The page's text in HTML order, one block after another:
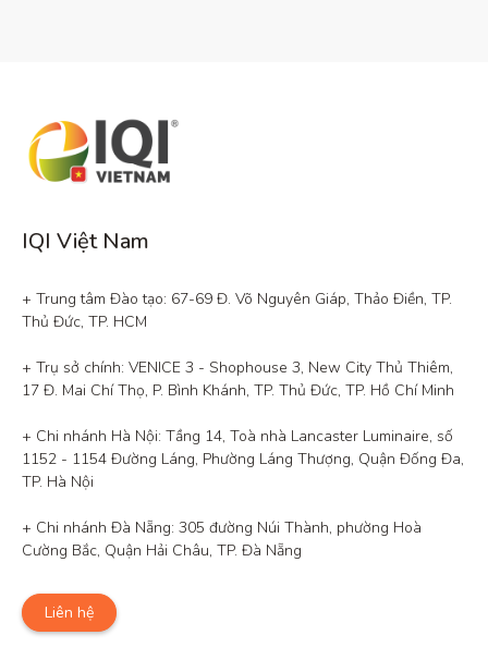
IQI Việt Nam
+ Trung tâm Đào tạo: 67-69 Đ. Võ Nguyên Giáp, Thảo Điền, TP.
Thủ Đức, TP. HCM
+ Trụ sở chính: VENICE 3 - Shophouse 3, New City Thủ Thiêm,
17 Đ. Mai Chí Thọ, P. Bình Khánh, TP. Thủ Đức, TP. Hồ Chí Minh
+ Chi nhánh Hà Nội: Tầng 14, Toà nhà Lancaster Luminaire, số
1152 - 1154 Đường Láng, Phường Láng Thượng, Quận Đống Đa,
TP. Hà Nội
+ Chi nhánh Đà Nẵng: 305 đường Núi Thành, phường Hoà
Cường Bắc, Quận Hải Châu, TP. Đà Nẵng
Liên hệ